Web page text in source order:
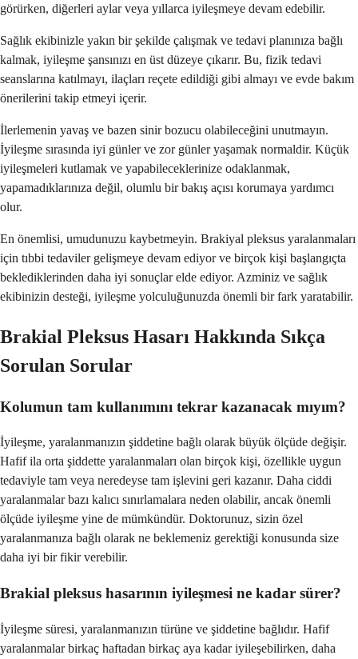
görürken, diğerleri aylar veya yıllarca iyileşmeye devam edebilir.
Sağlık ekibinizle yakın bir şekilde çalışmak ve tedavi planınıza bağlı
kalmak, iyileşme şansınızı en üst düzeye çıkarır. Bu, fizik tedavi
seanslarına katılmayı, ilaçları reçete edildiği gibi almayı ve evde bakım
önerilerini takip etmeyi içerir.
İlerlemenin yavaş ve bazen sinir bozucu olabileceğini unutmayın.
İyileşme sırasında iyi günler ve zor günler yaşamak normaldir. Küçük
iyileşmeleri kutlamak ve yapabileceklerinize odaklanmak,
yapamadıklarınıza değil, olumlu bir bakış açısı korumaya yardımcı
olur.
En önemlisi, umudunuzu kaybetmeyin. Brakiyal pleksus yaralanmaları
için tıbbi tedaviler gelişmeye devam ediyor ve birçok kişi başlangıçta
beklediklerinden daha iyi sonuçlar elde ediyor. Azminiz ve sağlık
ekibinizin desteği, iyileşme yolculuğunuzda önemli bir fark yaratabilir.
Brakial Pleksus Hasarı Hakkında Sıkça
Sorulan Sorular
Kolumun tam kullanımını tekrar kazanacak mıyım?
İyileşme, yaralanmanızın şiddetine bağlı olarak büyük ölçüde değişir.
Hafif ila orta şiddette yaralanmaları olan birçok kişi, özellikle uygun
tedaviyle tam veya neredeyse tam işlevini geri kazanır. Daha ciddi
yaralanmalar bazı kalıcı sınırlamalara neden olabilir, ancak önemli
ölçüde iyileşme yine de mümkündür. Doktorunuz, sizin özel
yaralanmanıza bağlı olarak ne beklemeniz gerektiği konusunda size
daha iyi bir fikir verebilir.
Brakial pleksus hasarının iyileşmesi ne kadar sürer?
İyileşme süresi, yaralanmanızın türüne ve şiddetine bağlıdır. Hafif
yaralanmalar birkaç haftadan birkaç aya kadar iyileşebilirken, daha